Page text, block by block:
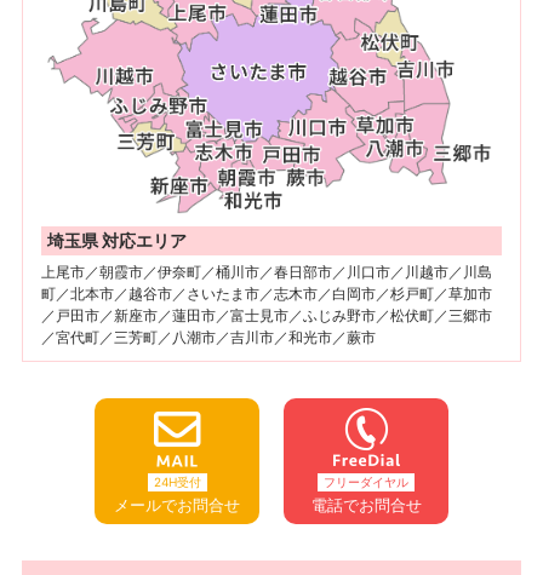
埼玉県 対応エリア
上尾市／朝霞市／伊奈町／桶川市／春日部市／川口市／川越市／川島
町／北本市／越谷市／さいたま市／志木市／白岡市／杉戸町／草加市
／戸田市／新座市／蓮田市／富士見市／ふじみ野市／松伏町／三郷市
／宮代町／三芳町／八潮市／吉川市／和光市／蕨市
24H受付
メールでお問合せ
フリーダイヤル
電話でお問合せ